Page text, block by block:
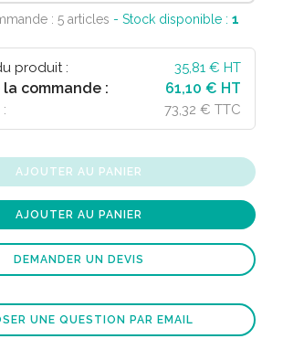
: 5 articles - Stock disponible : 1
produit : 35,81 € HT
commande : 61,10 € HT
73,32 € TTC
AJOUTER AU PANIER
AJOUTER AU PANIER
DEMANDER UN DEVIS
UNE QUESTION PAR EMAIL